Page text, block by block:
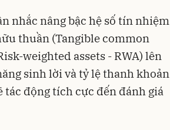
nhắc nâng bậc hệ số tín nhiệm
thuần (Tangible common
weighted assets - RWA) lên
sinh lời và tỷ lệ thanh khoản
tác động tích cực đến đánh giá